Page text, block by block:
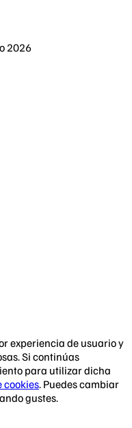
2026
experiencia de usuario y
Si continúas
para utilizar dicha
cookies. Puedes cambiar
gustes.